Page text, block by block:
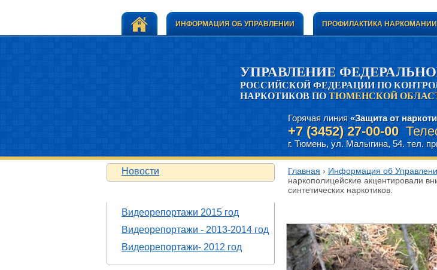
ИНФОРМАЦИЯ ОБ УПРАВЛЕНИИ ПРОФИЛАКТИКА НАРКОМАНИИ
УПРАВЛЕНИЕ
РОССИЙСКОЙ ФЕДЕРАЦИИ ПО
НАРКОТИКОВ ПОТЮМЕНСКОЙ
Горячая линия «Защита от
+7 (3452) 27-00-00
г. Тюмень, ул. Малыгина, 54. тел.
Главная › Информация об
наркополицейские акцентировали
синтетических наркотиков.
Новости
Видеорепортажи 2015 год
Видеорепортажи - 2013-2014 год
Видеорепортажи- 2012 год